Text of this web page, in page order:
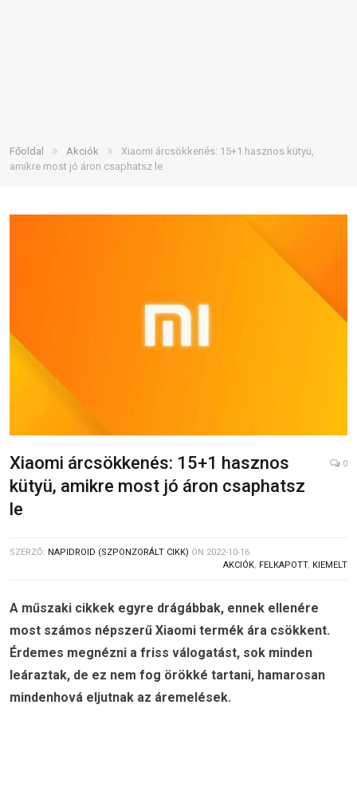
Főoldal » Akciók »
Xiaomi árcsökkenés: 15+1 hasznos kütyü,
amikre most jó áron csaphatsz le
Xiaomi árcsökkenés: 15+1 hasznos
kütyü, amikre most jó áron csaphatsz
le
0
SZERZŐ: NAPIDROID (SZPONZORÁLT CIKK) ON 2022-10-16
AKCIÓK, FELKAPOTT, KIEMELT
A műszaki cikkek egyre drágábbak, ennek ellenére
most számos népszerű Xiaomi termék ára csökkent.
Érdemes megnézni a friss válogatást, sok minden
leáraztak, de ez nem fog örökké tartani, hamarosan
mindenhová eljutnak az áremelések.